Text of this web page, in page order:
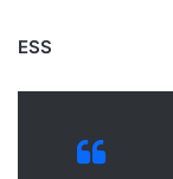
ESS